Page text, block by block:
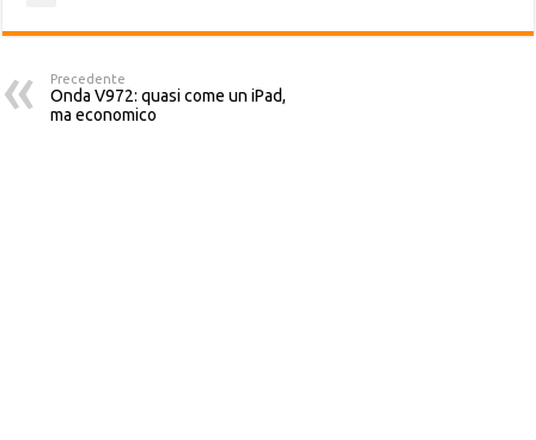
Precedente
Onda V972: quasi come un iPad,
ma economico